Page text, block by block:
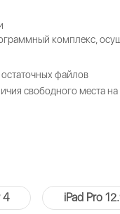
комплекс,
файлов
свободного места на
4 iPad Pro